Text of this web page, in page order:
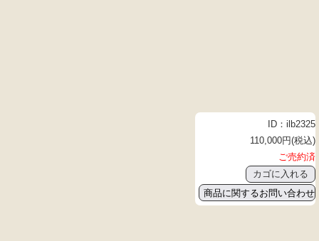
ID：ilb2325
110,000円(税込)
ご売約済
商品に関するお問い合わせ